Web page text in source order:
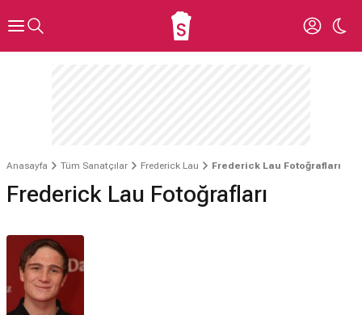
Anasayfa Tüm Sanatçılar Frederick Lau Frederick Lau Fotoğrafları
Frederick Lau Fotoğrafları